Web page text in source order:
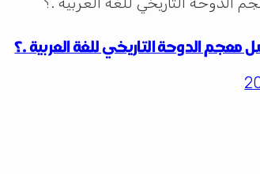
الدوحة التاريخي للغة العربية .؟